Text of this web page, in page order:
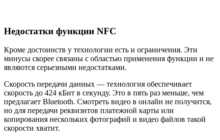
Недостатки функции NFC
Кроме достоинств у технологии есть и ограничения. Эти
минусы скорее связаны с областью применения функции и не
являются серьезными недостатками.
Скорость передачи данных — технология обеспечивает
скорость до 424 кБит в секунду. Это в пять раз меньше, чем
предлагает Bluetooth. Смотреть видео в онлайн не получится,
но для передачи реквизитов платежной карты или
копирования нескольких фотографий и видео файлов такой
скорости хватит.